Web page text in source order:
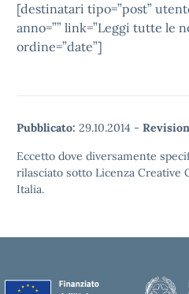
[destinatari tipo=”post”
anno=”” link=”Leggi tutte le
ordine=”date”]
Pubblicato: 29.10.2014 -
Eccetto dove diversamente
rilasciato sotto Licenza Creative
Italia.